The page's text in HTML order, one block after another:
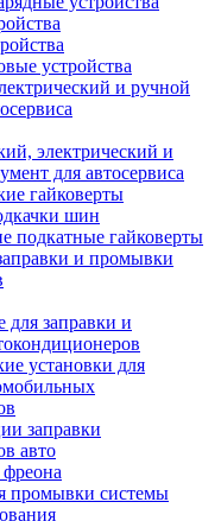
устройства
и ручной
электрический и
для автосервиса
гайковерты
шин
подкатные гайковерты
и промывки
для заправки и
установки для
заправки
авто
фреона
промывки системы